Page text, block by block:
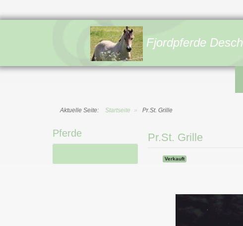
Fjordpferde Desch
Aktuelle Seite: Startseite » Pr.St. Grille
Pferde Pr.St. Grille
Verkauft